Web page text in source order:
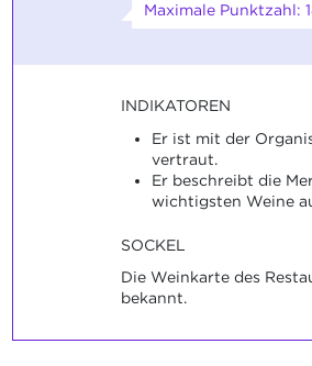
Maximale Punktzahl:
INDIKATOREN
Er ist mit der
vertraut.
Er beschreibt die
wichtigsten Weine
SOCKEL
Die Weinkarte des
bekannt.